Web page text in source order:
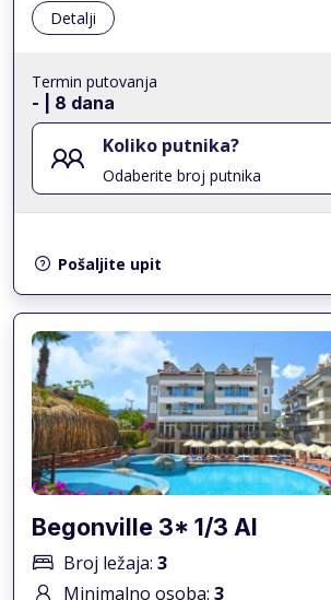
Detalji
Termin putovanja
- | 8 dana
Koliko putnika?
Odaberite broj putnika
Pošaljite upit
Begonville 3* 1/3 AI
Broj ležaja: 3
Minimalno osoba: 3